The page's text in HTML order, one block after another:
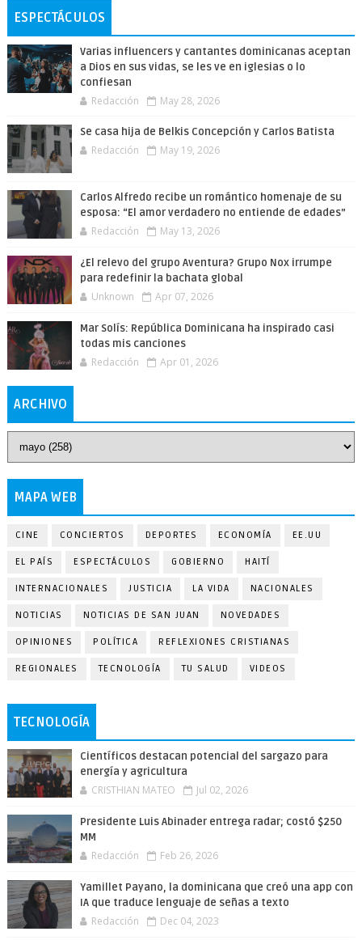
ESPECTÁCULOS
Varias influencers y cantantes dominicanas aceptan
a Dios en sus vidas, se les ve en iglesias o lo
confiesan
Redacción May 28, 2026
Se casa hija de Belkis Concepción y Carlos Batista
Redacción May 19, 2026
Carlos Alfredo recibe un romántico homenaje de su
esposa: “El amor verdadero no entiende de edades”
Redacción May 13, 2026
¿El relevo del grupo Aventura? Grupo Nox irrumpe
para redefinir la bachata global
Unknown Apr 07, 2026
Mar Solís: República Dominicana ha inspirado casi
todas mis canciones
Redacción Apr 01, 2026
ARCHIVO
MAPA WEB
CINE CONCIERTOS DEPORTES ECONOMÍA EE.UU
EL PAÍS ESPECTÁCULOS GOBIERNO HAITÍ
INTERNACIONALES JUSTICIA LA VIDA NACIONALES
NOTICIAS NOTICIAS DE SAN JUAN NOVEDADES
OPINIONES POLÍTICA REFLEXIONES CRISTIANAS
REGIONALES TECNOLOGÍA TU SALUD VIDEOS
TECNOLOGÍA
Científicos destacan potencial del sargazo para
energía y agricultura
CRISTHIAN MATEO Jul 02, 2026
Presidente Luis Abinader entrega radar; costó $250
MM
Redacción Feb 26, 2026
Yamillet Payano, la dominicana que creó una app con
IA que traduce lenguaje de señas a texto
Redacción Dec 04, 2023